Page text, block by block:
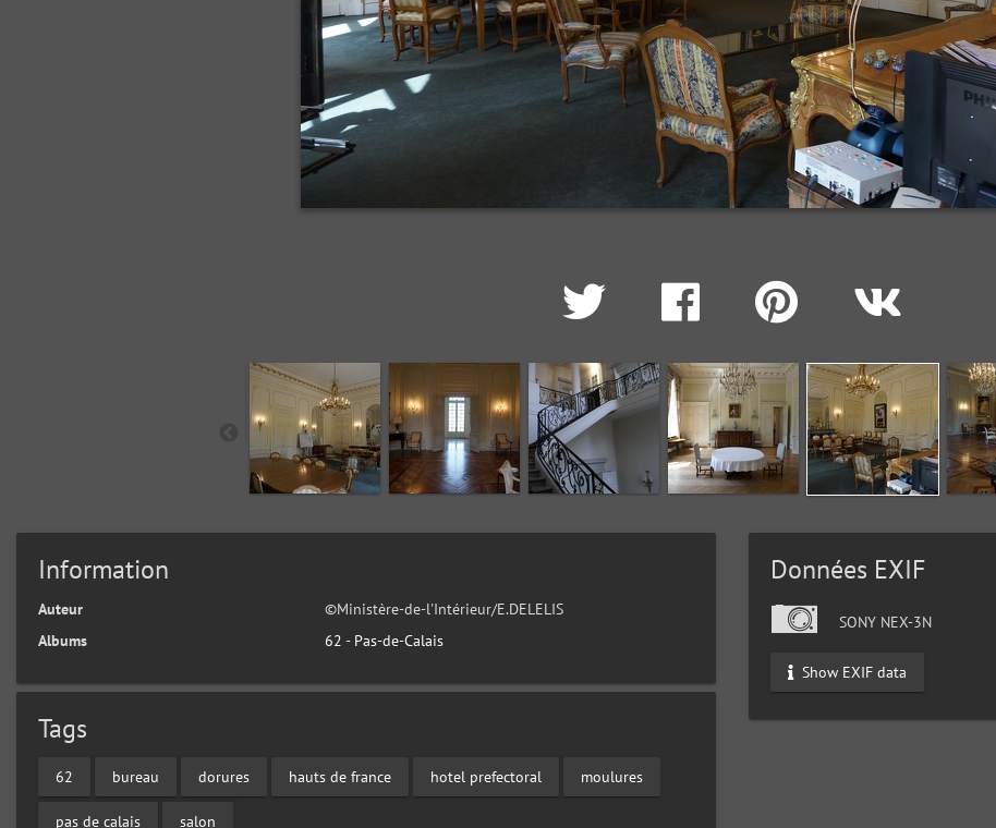
Information
Auteur
©Ministère-de-l'Intérieur/E.DELELIS
Albums
62 - Pas-de-Calais
Tags
62 bureau dorures hauts de france hotel prefectoral moulures
pas de calais salon
Données EXIF
SONY NEX-3N
Show EXIF data